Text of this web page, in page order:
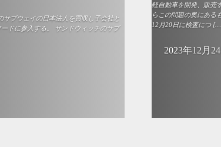
ブウェイの日本法人を買収し子会社と
ドに参入する。 サンドウィッチのサブ
軽自動車を開発、販売
らこの問題の奥にある
12月20日に検査につ
2023年12月24